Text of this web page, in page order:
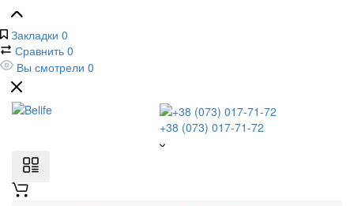
Закладки 0
Сравнить 0
Вы смотрели 0
+38 (073) 017-71-72